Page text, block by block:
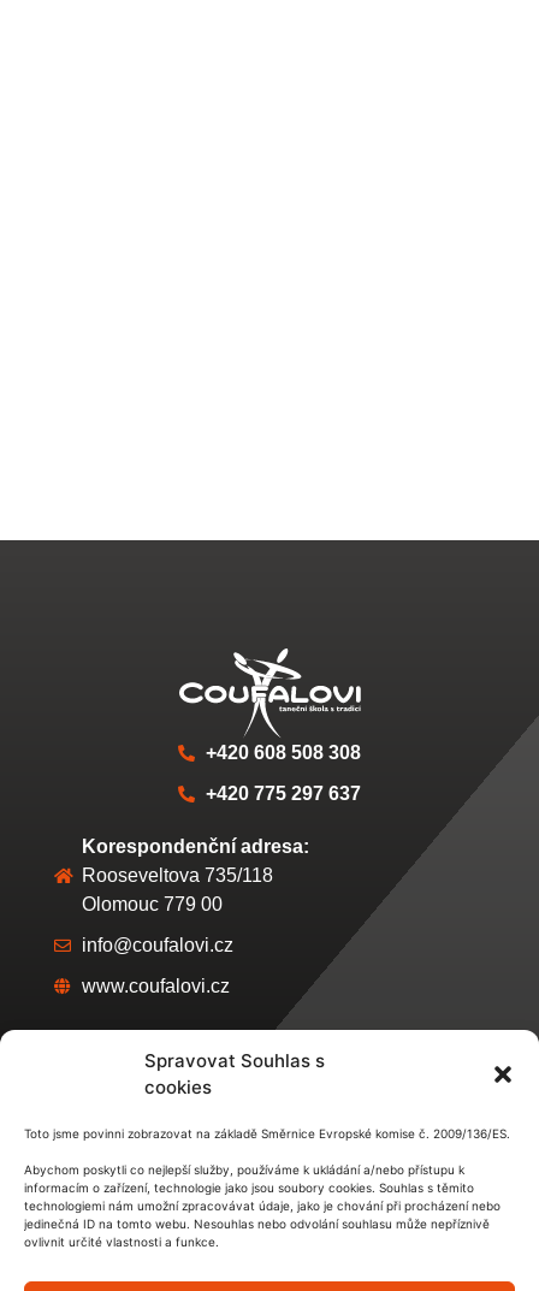
Spravovat Souhlas s
cookies
Toto jsme povinni zobrazovat na základě Směrnice Evropské komise č. 2009/136/ES.
Abychom poskytli co nejlepší služby, používáme k ukládání a/nebo přístupu k
informacím o zařízení, technologie jako jsou soubory cookies. Souhlas s těmito
technologiemi nám umožní zpracovávat údaje, jako je chování při procházení nebo
jedinečná ID na tomto webu. Nesouhlas nebo odvolání souhlasu může nepříznivě
ovlivnit určité vlastnosti a funkce.
+420 608 508 308
+420 775 297 637
Korespondenční adresa:
Olomouc 779 00
info@coufalovi.cz
www.coufalovi.cz
Kancelář taneční školy:
Úřední hodiny: